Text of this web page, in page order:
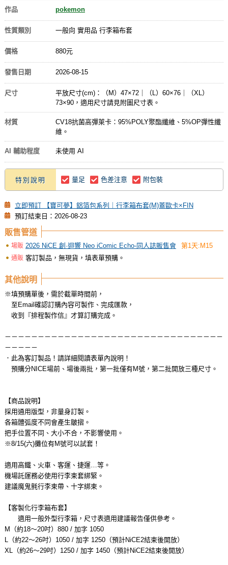
作品 pokemon
性質類別 一般向 實用品 行李箱布套
價格 880元
發售日期 2026-08-15
尺寸
平放尺寸(cm)：（M）47×72｜（L）60×76｜（XL）
73×90，適用尺寸請見附圖尺寸表。
材質
CV18抗菌高彈萊卡：95%POLY聚酯纖維、5%OP彈性纖
維。
AI 輔助程度 未使用 AI
特別說明 量足 色差注意 附包裝
立即預訂 【寶可夢】鋁箔包系列｜行李箱布套(M)蓋歐卡×FIN
預訂結束日：2026-08-23
販售管道
場販 2026 NiCE 創·迴響 Neo iComic Echo-同人誌販售會 第1天:M15
通販客訂製品，無現貨，填表單預購。
其他說明
※填預購單後，需於截單時間前，
至Email確認訂購內容可製作、完成匯款，
收到『排程製作信』才算訂購完成。
－－－－－－－－－－－－－－－－－－－－－－－－－－－－－－－－－
－－－－－
．此為客訂製品！請詳細閱讀表單內說明！
預購分NICE場前、場後兩批，第一批僅有M號，第二批開放三種尺寸。
【商品說明】
採用通用版型，非量身訂製。
各箱體弧度不同會產生皺摺。
把手位置不同、大小不合，不影響使用。
※8/15(六)攤位有M號可以試套！
適用高鐵、火車、客運、捷運…等。
機場託運務必使用行李束套綁緊。
建議魔鬼氈行李束帶、十字綁束。
【客製化行李箱布套】
適用一般外型行李箱，尺寸表適用建議報告僅供參考。
M（約18～20吋）880 / 加字 1050
L（約22～26吋）1050 / 加字 1250（預計NiCE2結束後開放）
XL（約26～29吋）1250 / 加字 1450（預計NiCE2結束後開放）